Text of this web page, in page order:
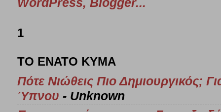
1
ΤΟ ΕΝΑΤΟ ΚΥΜΑ
Πότε Νιώθεις Πιο Δημιουργικός;
Ύπνου - Unknown